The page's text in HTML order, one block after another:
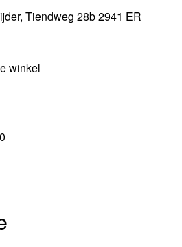
Tiendweg 28b 2941 ER
winkel